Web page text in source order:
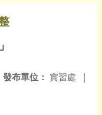
發布單位： 實習處 |